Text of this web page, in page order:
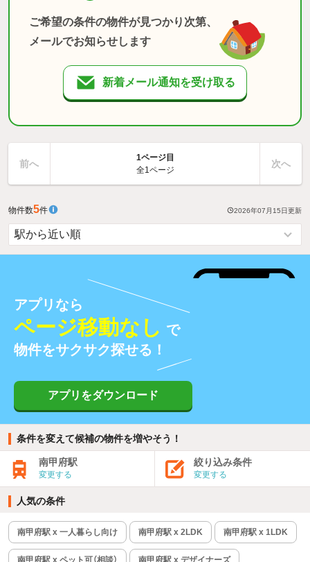
ご希望の条件の物件が見つかり次第、
メールでお知らせします
新着メール通知を受け取る
前へ
1ページ目
全1ページ
次へ
物件数5件 2026年07月15日更新
アプリなら
ページ移動なし で
物件をサクサク探せる！
アプリをダウンロード
条件を変えて候補の物件を増やそう！
南甲府駅
変更する
絞り込み条件
変更する
人気の条件
南甲府駅 x 一人暮らし向け 南甲府駅 x 2LDK 南甲府駅 x 1LDK